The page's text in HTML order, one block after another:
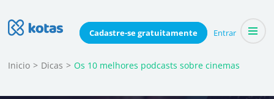
Cadastre-segratuitamente Entrar
to
(Press
Blog do Kotas
Dicas e conteúdo relevante para economizar coletivamente
Inicio > Dicas > Os 10 melhores podcasts sobre cinemas